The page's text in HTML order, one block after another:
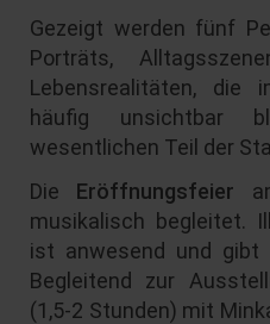
Gezeigt werden fünf
Porträts,
Lebensrealitäten, die
häufig unsichtbar
wesentlichen Teil der
Die Eröffnungsfeier
musikalisch begleitet.
ist anwesend und gibt
Begleitend zur
(1,5-2 Stunden) mit